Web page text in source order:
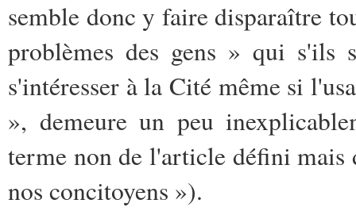
semble donc y faire disparaître
problèmes des gens » qui s'ils
s'intéresser à la Cité même si
», demeure un peu
terme non de l'article défini mais
nos concitoyens »).